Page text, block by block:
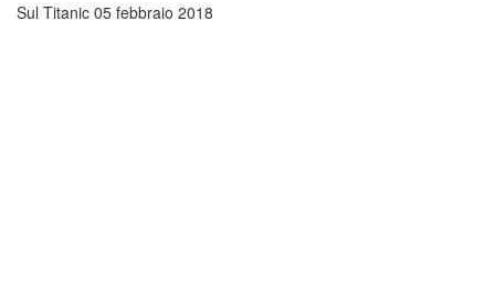
Sul Titanic 05 febbraio 2018